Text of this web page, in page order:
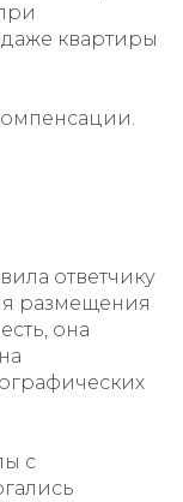
квартиры
ответчику
размещения
она
с